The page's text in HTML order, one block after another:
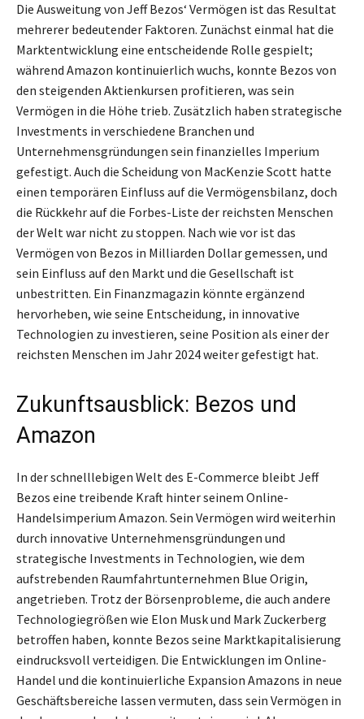
Die Ausweitung von Jeff Bezos‘ Vermögen ist das Resultat
mehrerer bedeutender Faktoren. Zunächst einmal hat die
Marktentwicklung eine entscheidende Rolle gespielt;
während Amazon kontinuierlich wuchs, konnte Bezos von
den steigenden Aktienkursen profitieren, was sein
Vermögen in die Höhe trieb. Zusätzlich haben strategische
Investments in verschiedene Branchen und
Unternehmensgründungen sein finanzielles Imperium
gefestigt. Auch die Scheidung von MacKenzie Scott hatte
einen temporären Einfluss auf die Vermögensbilanz, doch
die Rückkehr auf die Forbes-Liste der reichsten Menschen
der Welt war nicht zu stoppen. Nach wie vor ist das
Vermögen von Bezos in Milliarden Dollar gemessen, und
sein Einfluss auf den Markt und die Gesellschaft ist
unbestritten. Ein Finanzmagazin könnte ergänzend
hervorheben, wie seine Entscheidung, in innovative
Technologien zu investieren, seine Position als einer der
reichsten Menschen im Jahr 2024 weiter gefestigt hat.
Zukunftsausblick: Bezos und
Amazon
In der schnelllebigen Welt des E-Commerce bleibt Jeff
Bezos eine treibende Kraft hinter seinem Online-
Handelsimperium Amazon. Sein Vermögen wird weiterhin
durch innovative Unternehmensgründungen und
strategische Investments in Technologien, wie dem
aufstrebenden Raumfahrtunternehmen Blue Origin,
angetrieben. Trotz der Börsenprobleme, die auch andere
Technologiegrößen wie Elon Musk und Mark Zuckerberg
betroffen haben, konnte Bezos seine Marktkapitalisierung
eindrucksvoll verteidigen. Die Entwicklungen im Online-
Handel und die kontinuierliche Expansion Amazons in neue
Geschäftsbereiche lassen vermuten, dass sein Vermögen in